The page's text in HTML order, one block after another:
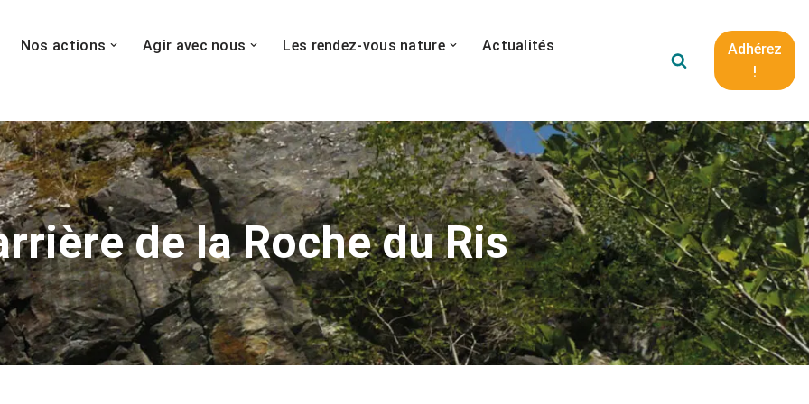
Nos actions Agir avec nous Les rendez-vous nature
Actualités
Adhérez
!
de la Roche du Ris